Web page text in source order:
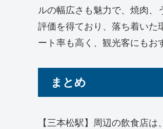
ルの幅広さも魅力で、焼肉、
評価を得ており、落ち着いた
ート率も高く、観光客にもお
まとめ
【三本松駅】周辺の飲食店